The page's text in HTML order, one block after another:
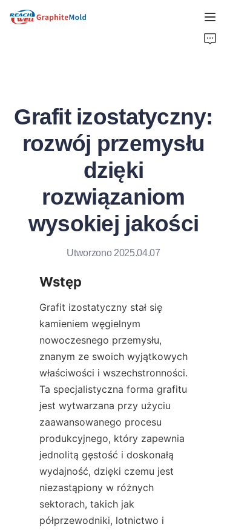
Grafit izostatyczny:
rozwój przemysłu
dzięki
rozwiązaniom
wysokiej jakości
Utworzono 2025.04.07
Wstęp
Grafit izostatyczny stał się
kamieniem węgielnym
nowoczesnego przemysłu,
znanym ze swoich wyjątkowych
właściwości i wszechstronności.
Ta specjalistyczna forma grafitu
jest wytwarzana przy użyciu
zaawansowanego procesu
produkcyjnego, który zapewnia
jednolitą gęstość i doskonałą
wydajność, dzięki czemu jest
niezastąpiony w różnych
sektorach, takich jak
półprzewodniki, lotnictwo i
PRODUKT
NAJLEPSZE WYBORY
AKTUALNOŚCI
ROZWIĄZANIA
UZYSKAJ OFERTĘ